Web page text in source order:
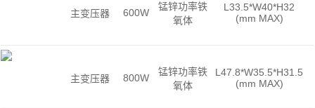
主变压器 600W
锰锌功率铁
氧体
L33.5*W40*H32
(mm MAX)
主变压器 800W
锰锌功率铁
氧体
L47.8*W35.5*H31.5
(mm MAX)